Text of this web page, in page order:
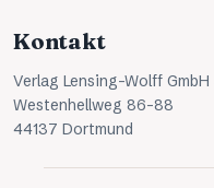
Kontakt
Verlag Lensing-Wolff GmbH
Westenhellweg 86-88
44137 Dortmund